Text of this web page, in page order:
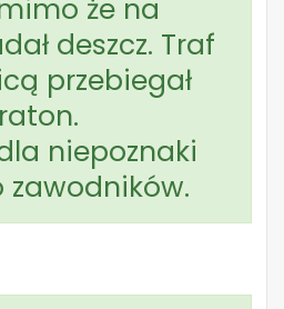
że na
deszcz. Traf
przebiegał
niepoznaki
zawodników.